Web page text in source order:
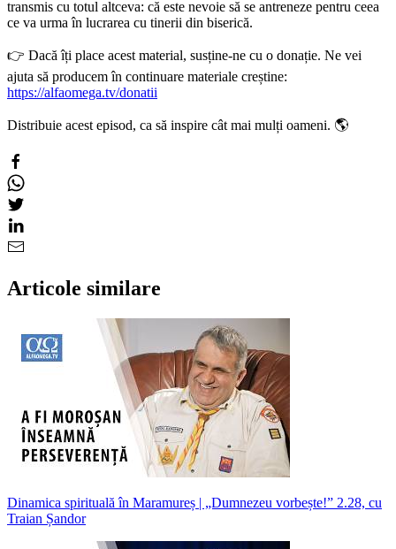
transmis cu totul altceva: că este nevoie să se antreneze pentru ceea
ce va urma în lucrarea cu tinerii din biserică.
👉 Dacă îți place acest material, susține-ne cu o donație. Ne vei
ajuta să producem în continuare materiale creștine:
https://alfaomega.tv/donatii
Distribuie acest episod, ca să inspire cât mai mulți oameni. 🌎
Articole similare
Dinamica spirituală în Maramureș | „Dumnezeu vorbește!” 2.28, cu
Traian Șandor